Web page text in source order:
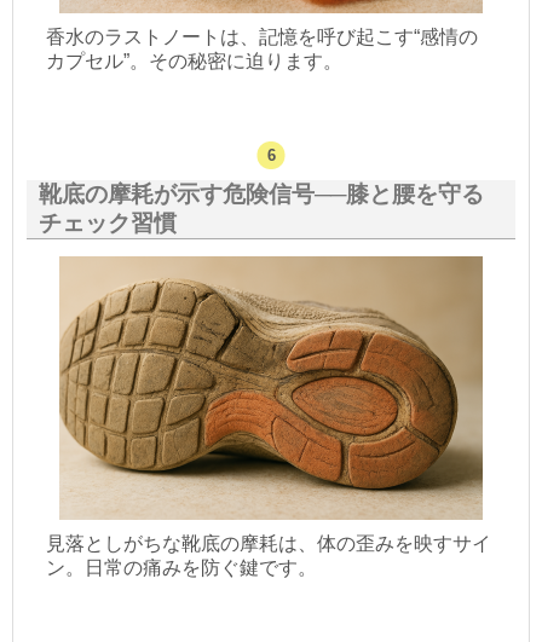
香水のラストノートは、記憶を呼び起こす“感情の
カプセル”。その秘密に迫ります。
靴底の摩耗が示す危険信号──膝と腰を守る
チェック習慣
見落としがちな靴底の摩耗は、体の歪みを映すサイ
ン。日常の痛みを防ぐ鍵です。